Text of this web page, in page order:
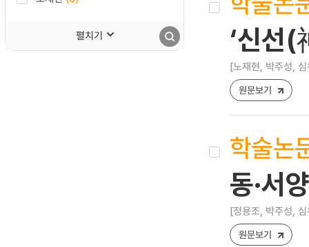
펼치기 ‘신선(
[노재현, 박주성,
원문보기
학술논
동·서
[정용조, 박주성,
원문보기